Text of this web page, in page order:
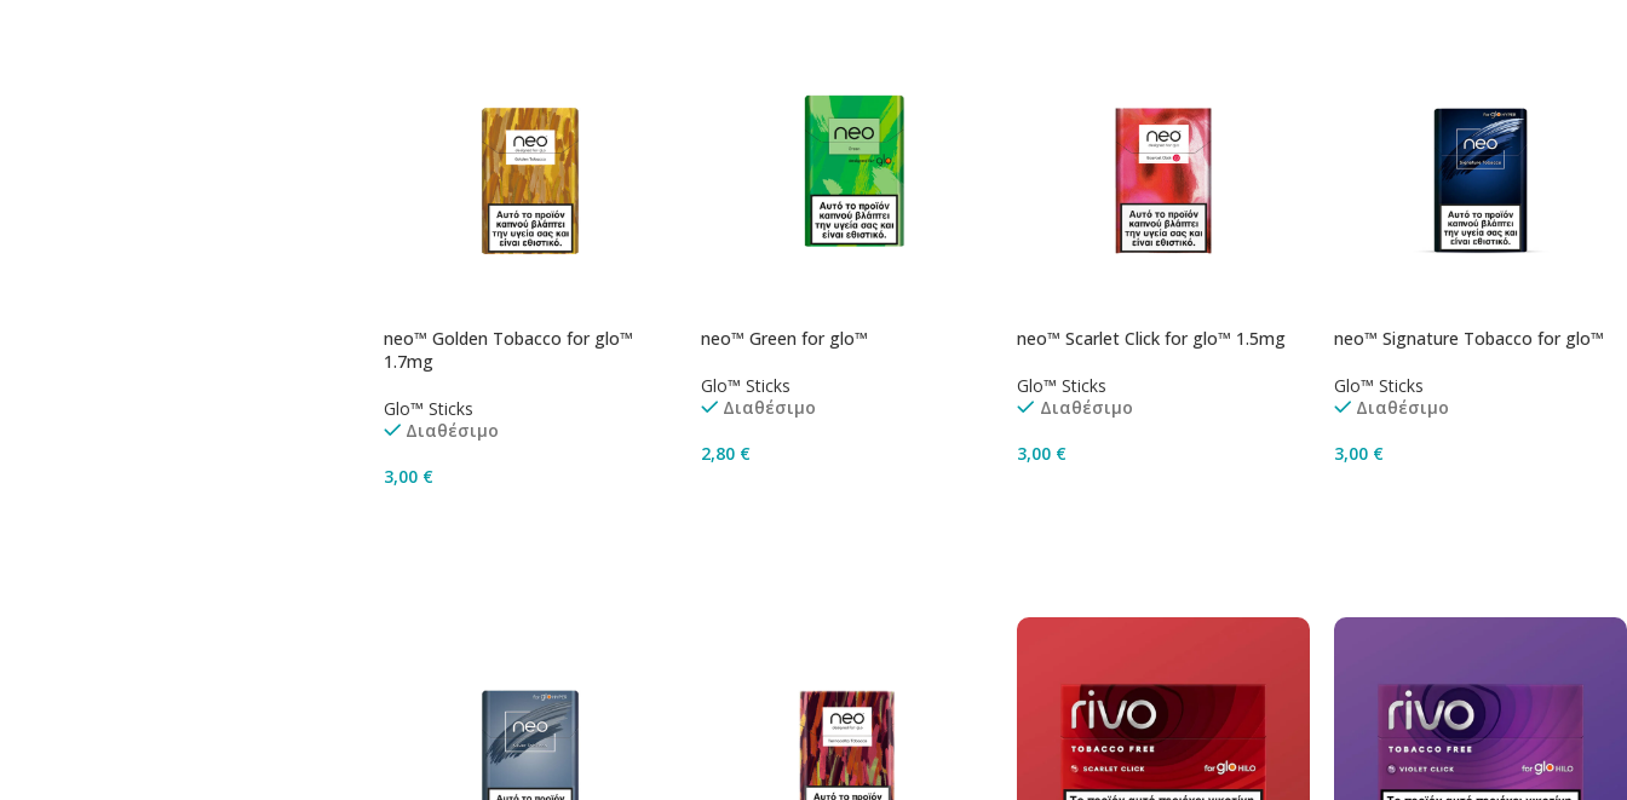
neo™ Golden Tobacco for glo™
1.7mg
Glo™ Sticks
Διαθέσιμο
3,00 €
neo™ Green for glo™
Glo™ Sticks
Διαθέσιμο
2,80 €
neo™ Scarlet Click for glo™ 1.5mg
Glo™ Sticks
Διαθέσιμο
3,00 €
neo™ Signature Tobacco for glo™
Glo™ Sticks
Διαθέσιμο
3,00 €